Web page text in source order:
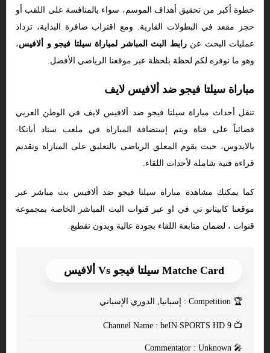
خطوة أكبر من تحقيق أهداف الموسم، سواء بالمنافسة على اللقب أو
حجز مقعد في البطولات القارية. ومع اقتراب صافرة البداية، تزداد
عمليات البحث عنرابط البث المباشر لمباراة سيلتا فيجو و ألافيس،
وهو ما نوفره لكم لحظة بلحظة عبر موقعنا الرياضي الأفضل.
مباراة سيلتا فيجو ضد ألافيس لايف
تنقل أحداث مباراة سيلتا فيجو ضد ألافيس لايف في الوطن العربي
فضائياً على قناة ويتم إستضافة المباراه في ملعب ستاد أبانكا-
بالايدوس، حيث يقوم المعلق الرياضى بالتعليق على المباراة وتقديم
قراءة فنية شاملة لأحداث اللقاء.
كما يمكنك مشاهدة مباراة سيلتا فيجو ضد ألافيس بث مباشر عبر
موقعنا كابيتانو تي في او عبر قنوات البث المباشر الخاصة بمجموعة
قنوات ، لضمان متابعة اللقاء بجودة عالية وبدون تقطيع.
Matche Card سيلتا فيجو Vs ألافيس
🏆
📺
🎤